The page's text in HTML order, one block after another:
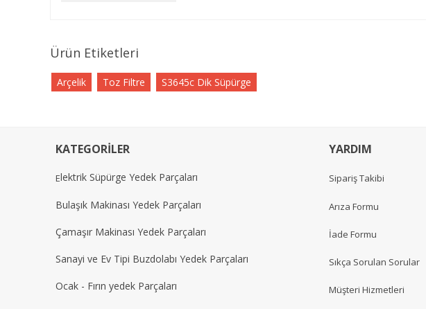
Ürün Etiketleri
Arçelik Toz Filtre S3645c Dik Süpürge
KATEGORİLER
Elektrik Süpürge Yedek Parçaları
Bulaşık Makinası Yedek Parçaları
Çamaşır Makinası Yedek Parçaları
Sanayi ve Ev Tipi Buzdolabı Yedek Parçaları
Ocak - Fırın yedek Parçaları
YARDIM
Sipariş Takibi
Arıza Formu
İade Formu
Sıkça Sorulan Sorular
Müşteri Hizmetleri